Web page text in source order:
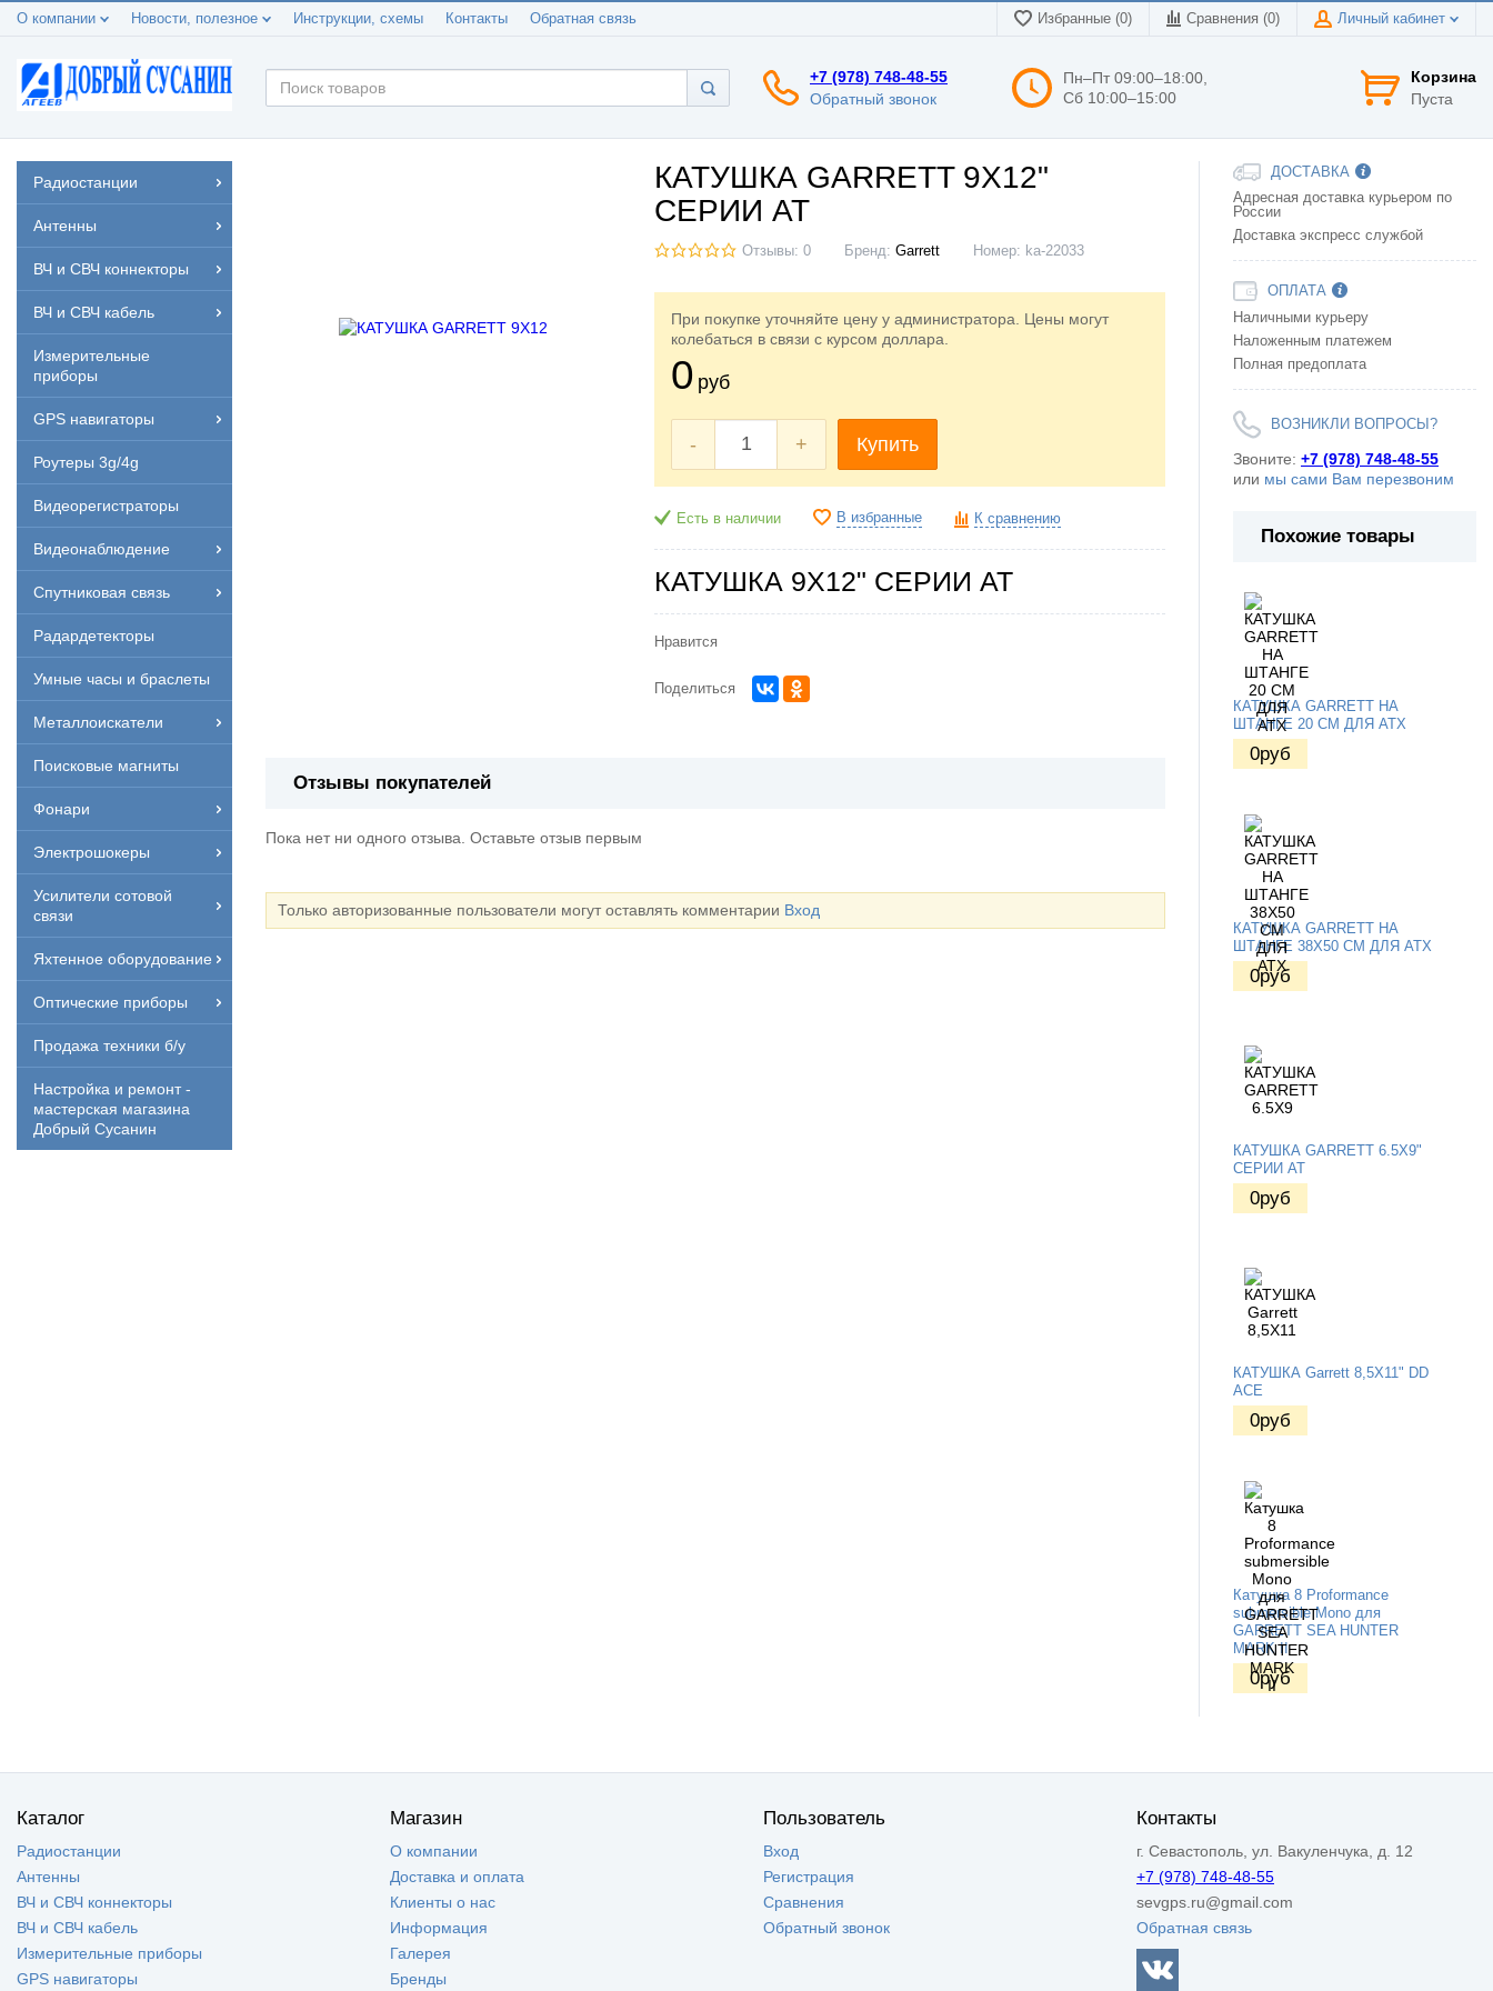
О компании Новости, полезное Инструкции, схемы Контакты Обратная связь Избранные (0) Сравнения (0) Личный кабинет
+7 (978) 748-48-55
Обратный звонок
Пн–Пт 09:00–18:00,
Сб 10:00–15:00
Корзина
Пуста
Радиостанции
Антенны
ВЧ и СВЧ коннекторы
ВЧ и СВЧ кабель
Измерительные
приборы
GPS навигаторы
Роутеры 3g/4g
Видеорегистраторы
Видеонаблюдение
Спутниковая связь
Радардетекторы
Умные часы и браслеты
Металлоискатели
Поисковые магниты
Фонари
Электрошокеры
Усилители сотовой
связи
Яхтенное оборудование
Оптические приборы
Продажа техники б/у
Настройка и ремонт -
мастерская магазина
Добрый Сусанин
КАТУШКА GARRETT 9X12"
СЕРИИ AT
Отзывы: 0 Бренд: Garrett Номер: ka-22033
При покупке уточняйте цену у администратора. Цены могут
колебаться в связи с курсом доллара.
0 руб
- + Купить
Есть в наличии В избранные К сравнению
КАТУШКА 9X12" СЕРИИ AT
Нравится
Поделиться
Отзывы покупателей
Пока нет ни одного отзыва. Оставьте отзыв первым
Только авторизованные пользователи могут оставлять комментарии Вход
ДОСТАВКА
Адресная доставка курьером по
России
Доставка экспресс службой
ОПЛАТА
Наличными курьеру
Наложенным платежем
Полная предоплата
ВОЗНИКЛИ ВОПРОСЫ?
Звоните: +7 (978) 748-48-55
или мы сами Вам перезвоним
Похожие товары
КАТУШКА GARRETT НА
ШТАНГЕ 20 СМ ДЛЯ ATX
0руб
КАТУШКА GARRETT НА
ШТАНГЕ 38Х50 СМ ДЛЯ ATX
0руб
КАТУШКА GARRETT 6.5X9"
СЕРИИ AT
0руб
КАТУШКА Garrett 8,5X11" DD
ACE
0руб
Катушка 8 Proformance
submersible Mono для
GARRETT SEA HUNTER
MARK II
0руб
Каталог
Радиостанции
Антенны
ВЧ и СВЧ коннекторы
ВЧ и СВЧ кабель
Измерительные приборы
GPS навигаторы
Магазин
О компании
Доставка и оплата
Клиенты о нас
Информация
Галерея
Бренды
Пользователь
Вход
Регистрация
Сравнения
Обратный звонок
Контакты
г. Севастополь, ул. Вакуленчука, д. 12
+7 (978) 748-48-55
sevgps.ru@gmail.com
Обратная связь